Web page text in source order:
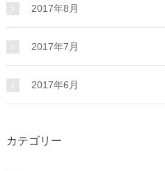
2017年8月
2017年7月
2017年6月
カテゴリー